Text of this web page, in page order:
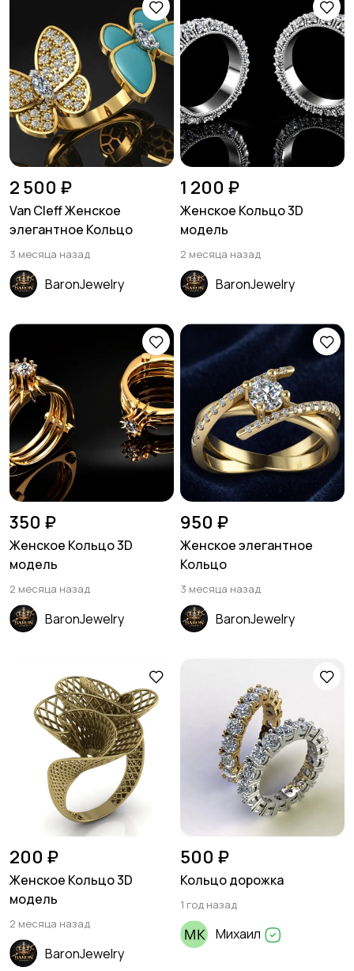
2 500 ₽
Van Cleff Женское
элегантное Кольцо
3 месяца назад
BaronJewelry
1 200 ₽
Женское Кольцо 3D
модель
2 месяца назад
BaronJewelry
350 ₽
Женское Кольцо 3D
модель
2 месяца назад
BaronJewelry
950 ₽
Женское элегантное
Кольцо
3 месяца назад
BaronJewelry
200 ₽
Женское Кольцо 3D
модель
2 месяца назад
BaronJewelry
500 ₽
Кольцо дорожка
1 год назад
Михаил